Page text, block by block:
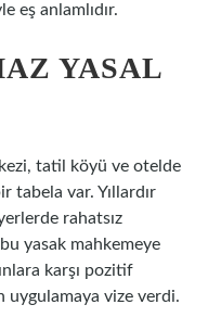
eş anlamlıdır.
YASAL
tatil köyü ve otelde
tabela var. Yıllardır
rahatsız
yasak mahkemeye
karşı pozitif
uygulamaya vize verdi.